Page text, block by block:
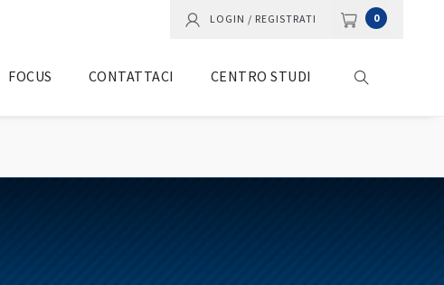
LOGIN / REGISTRATI 0
FOCUS CONTATTACI CENTRO STUDI